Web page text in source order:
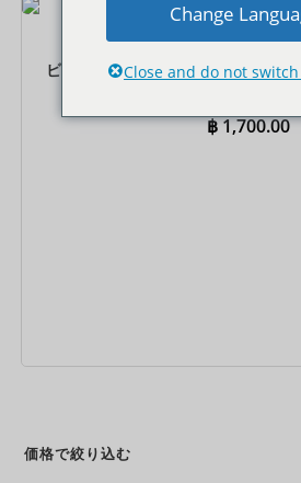
チケット
ビュッフェランチとホテル往復送迎
฿1,700.00
価格で絞り込む
Change
Close and do not